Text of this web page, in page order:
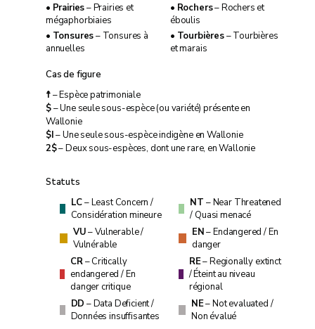
• Prairies– Prairies et
mégaphorbiaies
• Rochers– Rochers et
éboulis
• Tonsures– Tonsures à
annuelles
• Tourbières– Tourbières
et marais
Cas de figure
☨– Espèce patrimoniale
$– Une seule sous-espèce (ou variété) présente en
Wallonie
$I– Une seule sous-espèce indigène en Wallonie
2$– Deux sous-espèces, dont une rare, en Wallonie
Statuts
LC– Least Concern /
Considération mineure
NT – Near Threatened
/ Quasi menacé
VU– Vulnerable /
Vulnérable
EN– Endangered / En
danger
CR– Critically
endangered / En
danger critique
RE– Regionally extinct
/ Éteint au niveau
régional
DD – Data Deficient /
Données insuffisantes
NE– Not evaluated /
Non évalué